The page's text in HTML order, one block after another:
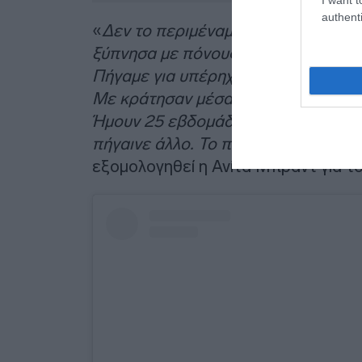
«Δεν το περιμέναμε, γιατί η
ξύπνησα με πόνους και δεν είχα
Πήγαμε για υπέρηχο στις 4 το πρωί,
Με κράτησαν μέσα δύο εβδομάδες,
Ήμουν 25 εβδομάδων τότε και
πήγαινε άλλο. Το παιδί τώρα είναι
εξομολογηθεί η Ανίτα Μπραντ για